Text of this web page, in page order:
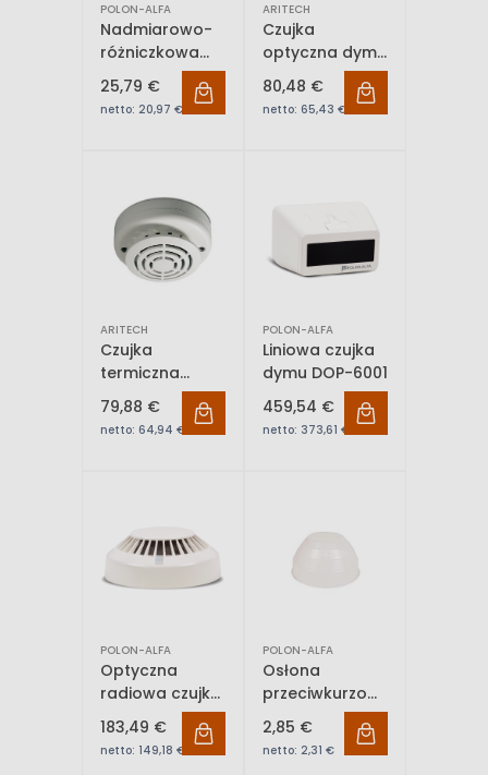
POLON-ALFA
Nadmiarowo-
różniczkowa
czujka ciepła
TUP-40
25,79 €
netto: 20,97 €
ARITECH
Czujka
optyczna dymu
ARITECH
DP2061N
80,48 €
netto: 65,43 €
ARITECH
Czujka
termiczna
nadmiarowo-
różniczkowa
DT2063N
79,88 €
netto: 64,94 €
POLON-ALFA
Liniowa czujka
dymu DOP-6001
459,54 €
netto: 373,61 €
POLON-ALFA
Optyczna
radiowa czujka
dymu DUR-
4047
183,49 €
netto: 149,18 €
POLON-ALFA
Osłona
przeciwkurzowa
na czas
remontu OK-40
2,85 €
netto: 2,31 €